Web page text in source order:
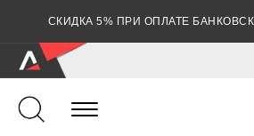
СКИДКА 5% ПРИ ОПЛАТЕ